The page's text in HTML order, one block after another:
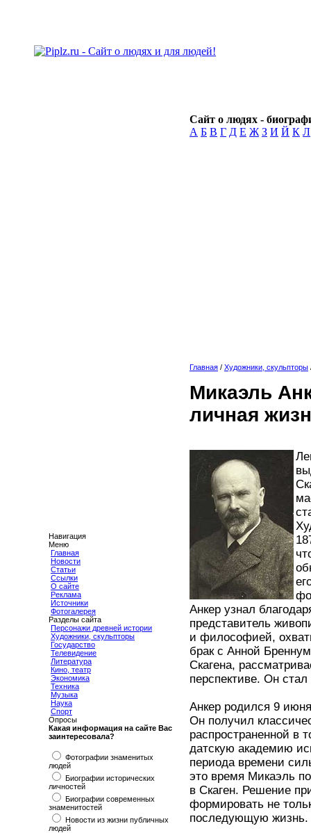
Сайт о людях -
А Б В Г Д Е Ж З И Й К Л
Навигация
Меню
Главная
Новости
Статьи
Ссылки
О сайте
Реклама
Источники
Фотогалерея
Разделы сайта
Персонажи древней истории
Художники, скульпторы
Государство
Телевидение
Литература
Кино, театр
Экономика
Техника
Музыка
Наука
Спорт
Опросы
Какая информация на сайте Вас
заинтересовала?
Фотографии знаменитых
людей
Биографии исторических
личностей
Биографии современных
знаменитостей
Новости из жизни публичных
людей
Главная / Художники, скульпторы
Микаэль
личная
Анкер узнал
представитель
и философией,
брак с Анной
Скагена,
перспективе. Он
Анкер родился 9
Он получил
распространенной в
датскую академию
периода времени
это время Микаэль
в Скаген. Решение
формировать не
последующую жизнь.